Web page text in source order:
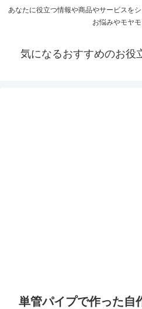
あなたに役立つ情報や商品やサービスを
お悩みやモヤモ
気になるおすすめのお役
単管パイプで作った